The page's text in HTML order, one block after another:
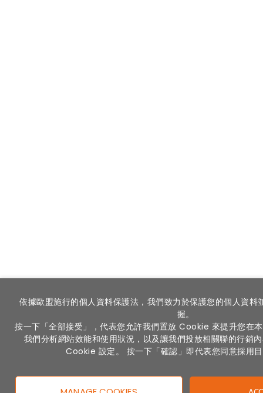
依據歐盟施行的個人資料保護法，我們致力於保護您的個人資料
握。
按一下「全部接受」，代表您允許我們置放 Cookie 來提升您在
我們分析網站效能和使用狀況，以及讓我們投放相關聯的行銷
Cookie 設定。 按一下「確認」即代表您同意採用